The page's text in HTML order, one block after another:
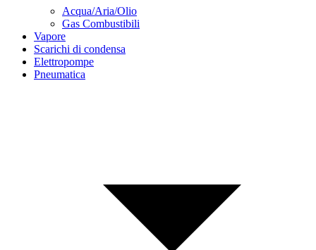
Acqua/Aria/Olio
Gas Combustibili
Vapore
Scarichi di condensa
Elettropompe
Pneumatica